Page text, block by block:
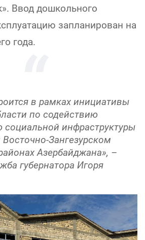
Ввод дошкольного
запланирован на
года.
в рамках инициативы
по содействию
инфраструктуры
Зангезурском
Азербайджана», –
губернатора Игоря